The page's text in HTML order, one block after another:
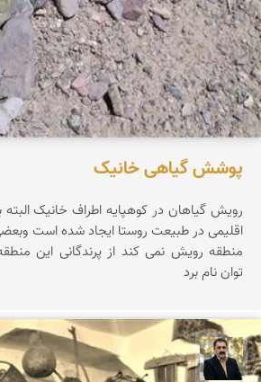
پوشش گیاهی خانیک
رویش گیاهان در کوهپایه اطراف خانیک
اقلیمی در طبیعت روستا ایجاد شده است
منطقه رویش نمی
توان نام برد
عدنان مرادی